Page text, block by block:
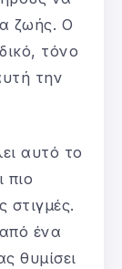
ζωής. Ο
τόνο
την
αυτό το
πιο
στιγμές.
ένα
θυμίσει